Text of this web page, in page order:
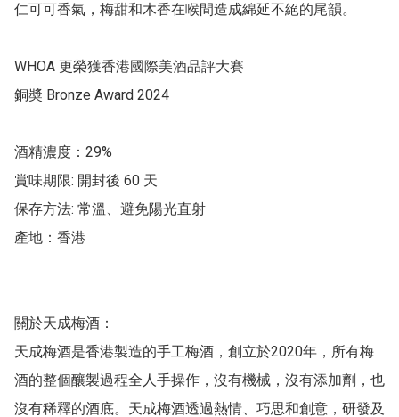
仁可可香氣，梅甜和木香在喉間造成綿延不絕的尾韻。
WHOA 更榮獲香港國際美酒品評大賽
銅奬 Bronze Award 2024
酒精濃度：29%
賞味期限: 開封後 60 天
保存方法: 常溫、避免陽光直射
產地：香港
關於天成梅酒：
天成梅酒是香港製造的手工梅酒，創立於2020年，所有梅
酒的整個釀製過程全人手操作，沒有機械，沒有添加劑，也
沒有稀釋的酒底。天成梅酒透過熱情、巧思和創意，研發及